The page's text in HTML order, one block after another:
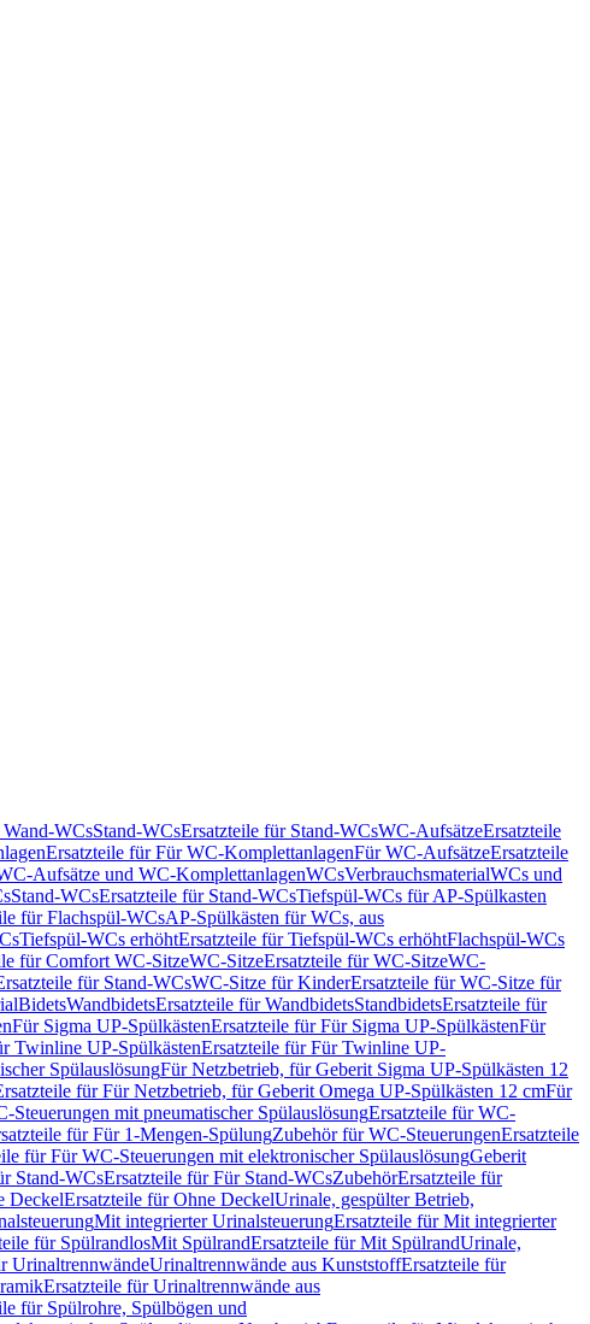
WCsStand-WCsErsatzteile für Stand-WCsWC-AufsätzeErsatzteile
Ersatzteile für Für WC-KomplettanlagenFür WC-AufsätzeErsatzteile
Aufsätze und WC-KomplettanlagenWCsVerbrauchsmaterialWCs und
Stand-WCsErsatzteile für Stand-WCsTiefspül-WCs für AP-Spülkasten
für Flachspül-WCsAP-Spülkästen für WCs, aus
Tiefspül-WCs erhöhtErsatzteile für Tiefspül-WCs erhöhtFlachspül-WCs
für Comfort WC-SitzeWC-SitzeErsatzteile für WC-SitzeWC-
für Stand-WCsWC-Sitze für KinderErsatzteile für WC-Sitze für
BidetsWandbidetsErsatzteile für WandbidetsStandbidetsErsatzteile für
Für Sigma UP-SpülkästenErsatzteile für Für Sigma UP-SpülkästenFür
Twinline UP-SpülkästenErsatzteile für Für Twinline UP-
SpülauslösungFür Netzbetrieb, für Geberit Sigma UP-Spülkästen 12
für Für Netzbetrieb, für Geberit Omega UP-Spülkästen 12 cmFür
Steuerungen mit pneumatischer SpülauslösungErsatzteile für WC-
für Für 1-Mengen-SpülungZubehör für WC-SteuerungenErsatzteile
für Für WC-Steuerungen mit elektronischer SpülauslösungGeberit
Stand-WCsErsatzteile für Für Stand-WCsZubehörErsatzteile für
DeckelErsatzteile für Ohne DeckelUrinale, gespülter Betrieb,
Mit integrierter UrinalsteuerungErsatzteile für Mit integrierter
für SpülrandlosMit SpülrandErsatzteile für Mit SpülrandUrinale,
UrinaltrennwändeUrinaltrennwände aus KunststoffErsatzteile für
Ersatzteile für Urinaltrennwände aus
für Spülrohre, Spülbögen und